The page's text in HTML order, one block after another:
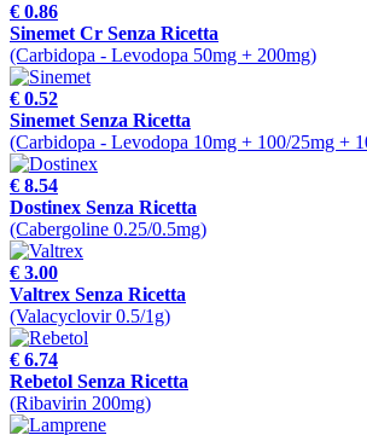
€ 0.86
Sinemet Cr Senza Ricetta
(Carbidopa - Levodopa 50mg + 200mg)
€ 0.52
Sinemet Senza Ricetta
(Carbidopa - Levodopa 10mg + 100/25mg +
€ 8.54
Dostinex Senza Ricetta
(Cabergoline 0.25/0.5mg)
€ 3.00
Valtrex Senza Ricetta
(Valacyclovir 0.5/1g)
€ 6.74
Rebetol Senza Ricetta
(Ribavirin 200mg)